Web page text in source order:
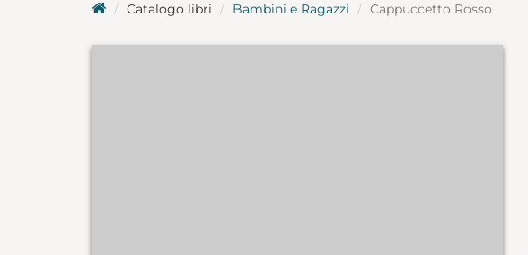
Catalogo libri Bambini e Ragazzi Cappuccetto Rosso